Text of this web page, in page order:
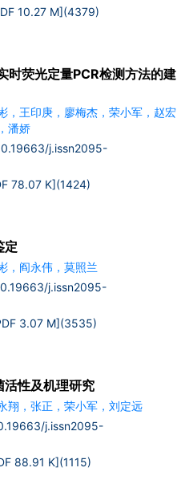
10.27 M](4379)
时荧光定量PCR检测方法的建
，王印庚，廖梅杰，荣小军，赵宏
潘娇
j.issn2095-
78.07 K](1424)
定
，阎永伟，莫照兰
j.issn2095-
3.07 M](3535)
活性及机理研究
翔，张正，荣小军，刘定远
j.issn2095-
88.91 K](1115)